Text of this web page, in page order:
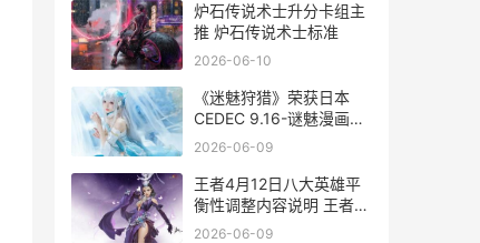
炉石传说术士升分卡组主
推 炉石传说术士标准
2026-06-10
《迷魅狩猎》荣获日本
CEDEC 9.16-谜魅漫画最
新版.apk
2026-06-09
王者4月12日八大英雄平
衡性调整内容说明 王者荣
耀4.8号
2026-06-09